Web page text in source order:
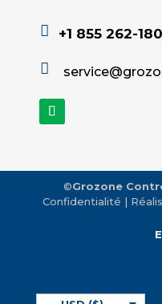
 +1 855 262-
 service
©Grozone
Confidentialité |